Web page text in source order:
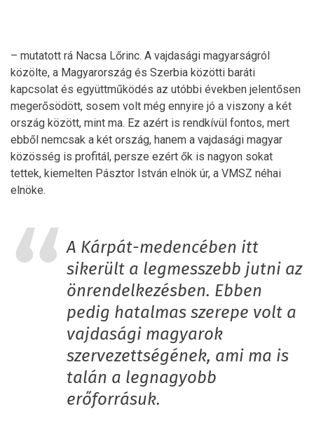
– mutatott rá Nacsa Lőrinc. A vajdasági magyarságról
közölte, a Magyarország és Szerbia közötti baráti
kapcsolat és együttműködés az utóbbi években jelentősen
megerősödött, sosem volt még ennyire jó a viszony a két
ország között, mint ma. Ez azért is rendkívül fontos, mert
ebből nemcsak a két ország, hanem a vajdasági magyar
közösség is profitál, persze ezért ők is nagyon sokat
tettek, kiemelten Pásztor István elnök úr, a VMSZ néhai
elnöke.
A Kárpát-medencében itt
sikerült a legmesszebb jutni az
önrendelkezésben. Ebben
pedig hatalmas szerepe volt a
vajdasági magyarok
szervezettségének, ami ma is
talán a legnagyobb
erőforrásuk.